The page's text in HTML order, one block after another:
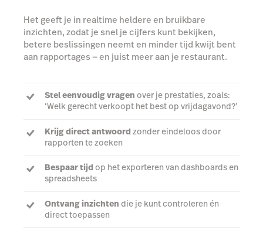
Het geeft je in realtime heldere en bruikbare
inzichten, zodat je snel je cijfers kunt bekijken,
betere beslissingen neemt en minder tijd kwijt bent
aan rapportages — en juist meer aan je restaurant.
Stel eenvoudig vragen over je prestaties, zoals:
‘Welk gerecht verkoopt het best op vrijdagavond?’
Krijg direct antwoord zonder eindeloos door
rapporten te zoeken
Bespaar tijd op het exporteren van dashboards en
spreadsheets
Ontvang inzichten die je kunt controleren én
direct toepassen